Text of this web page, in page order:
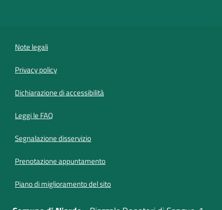
Note legali
Privacy policy
Dichiarazione di accessibilità
Leggi le FAQ
Segnalazione disservizio
Prenotazione appuntamento
Piano di miglioramento del sito